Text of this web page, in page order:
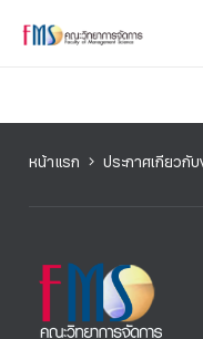
หน้าแรก ประกาศเกียวกั